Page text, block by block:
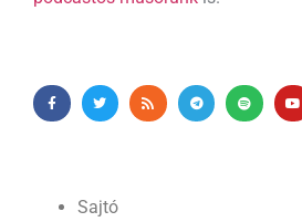
Sajtó